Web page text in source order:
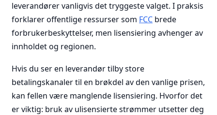
leverandører vanligvis det tryggeste valget. I praksis
forklarer offentlige ressurser som FCC brede
forbrukerbeskyttelser, men lisensiering avhenger av
innholdet og regionen.
Hvis du ser en leverandør tilby store
betalingskanaler til en brøkdel av den vanlige prisen,
kan fellen være manglende lisensiering. Hvorfor det
er viktig: bruk av ulisensierte strømmer utsetter deg